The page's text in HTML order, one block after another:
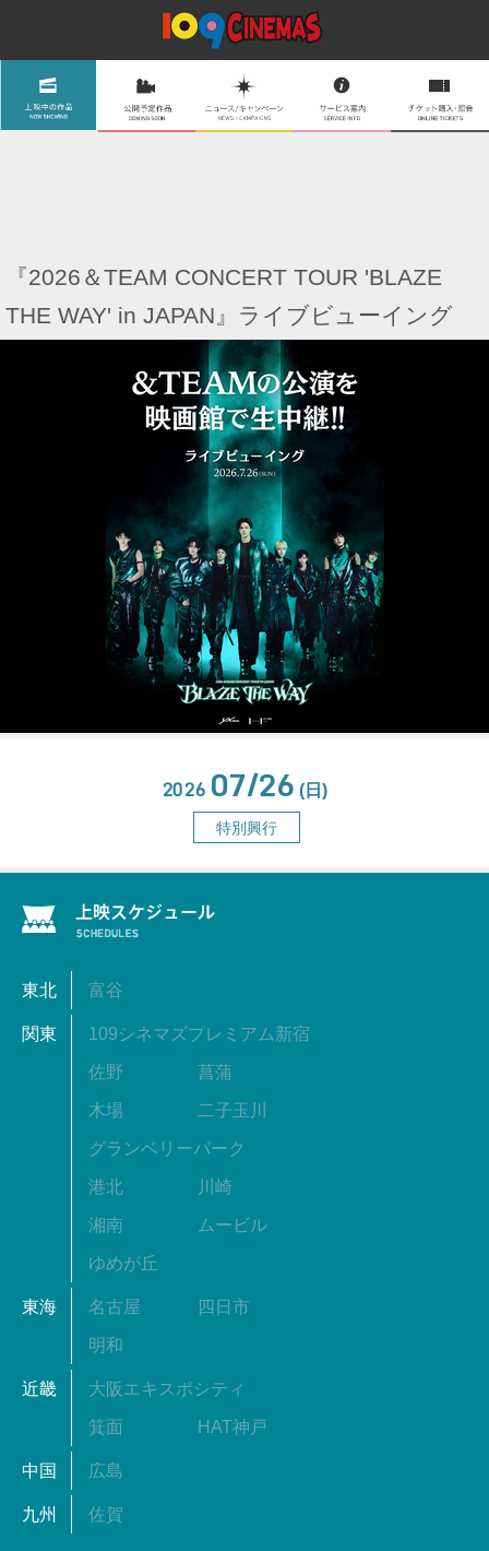
『2026＆TEAM CONCERT TOUR 'BLAZE
THE WAY' in JAPAN』ライブビューイング
2026 07/26 (日)
特別興行
東北 富谷
関東 109シネマズプレミアム新宿
佐野 菖蒲
木場 二子玉川
グランベリーパーク
港北 川崎
湘南 ムービル
ゆめが丘
東海 名古屋 四日市
明和
近畿 大阪エキスポシティ
箕面 HAT神戸
中国 広島
九州 佐賀